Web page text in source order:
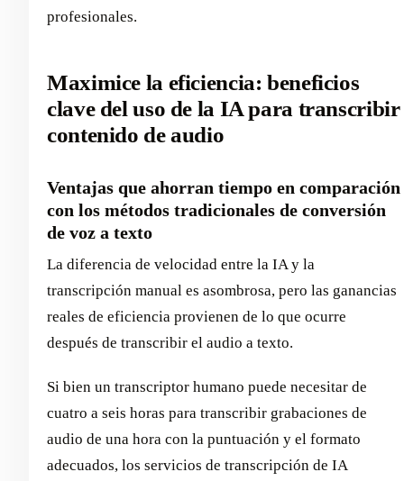
profesionales.
Maximice la eficiencia: beneficios
clave del uso de la IA para transcribir
contenido de audio
Ventajas que ahorran tiempo en comparación
con los métodos tradicionales de conversión
de voz a texto
La diferencia de velocidad entre la IA y la
transcripción manual es asombrosa, pero las ganancias
reales de eficiencia provienen de lo que ocurre
después de transcribir el audio a texto.
Si bien un transcriptor humano puede necesitar de
cuatro a seis horas para transcribir grabaciones de
audio de una hora con la puntuación y el formato
adecuados, los servicios de transcripción de IA